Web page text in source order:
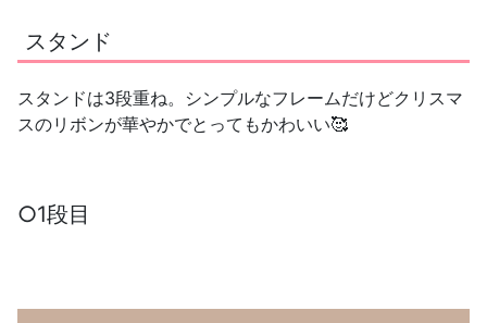
スタンド
スタンドは3段重ね。シンプルなフレームだけどクリスマ
スのリボンが華やかでとってもかわいい🥰
○1段目